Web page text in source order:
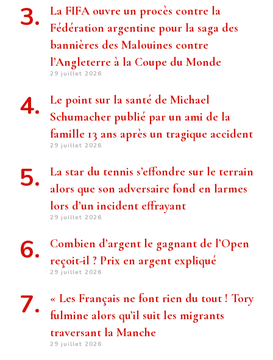
La FIFA ouvre un procès contre la
Fédération argentine pour la saga des
bannières des Malouines contre
l’Angleterre à la Coupe du Monde
29 juillet 2026
Le point sur la santé de Michael
Schumacher publié par un ami de la
famille 13 ans après un tragique accident
29 juillet 2026
La star du tennis s’effondre sur le terrain
alors que son adversaire fond en larmes
lors d’un incident effrayant
29 juillet 2026
Combien d’argent le gagnant de l’Open
reçoit-il ? Prix ​​en argent expliqué
29 juillet 2026
« Les Français ne font rien du tout ! Tory
fulmine alors qu’il suit les migrants
traversant la Manche
29 juillet 2026